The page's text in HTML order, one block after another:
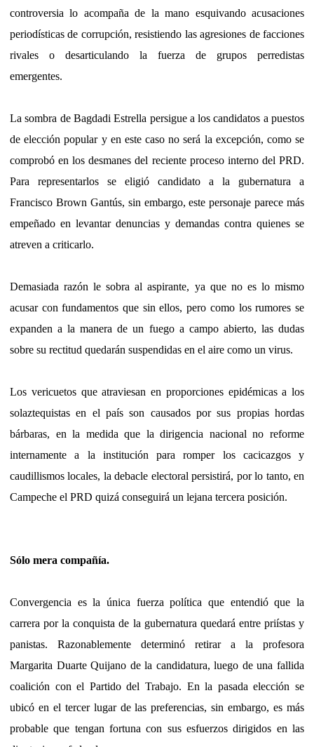
controversia lo acompaña de la mano esquivando acusaciones
periodísticas de corrupción, resistiendo las agresiones de facciones
rivales o desarticulando la fuerza de grupos perredistas
emergentes.
La sombra de Bagdadi Estrella persigue a los candidatos a puestos
de elección popular y en este caso no será la excepción, como se
comprobó en los desmanes del reciente proceso interno del PRD.
Para representarlos se eligió candidato a la gubernatura a
Francisco Brown Gantús, sin embargo, este personaje parece más
empeñado en levantar denuncias y demandas contra quienes se
atreven a criticarlo.
Demasiada razón le sobra al aspirante, ya que no es lo mismo
acusar con fundamentos que sin ellos, pero como los rumores se
expanden a la manera de un fuego a campo abierto, las dudas
sobre su rectitud quedarán suspendidas en el aire como un virus.
Los vericuetos que atraviesan en proporciones epidémicas a los
solaztequistas en el país son causados por sus propias hordas
bárbaras, en la medida que la dirigencia nacional no reforme
internamente a la institución para romper los cacicazgos y
caudillismos locales, la debacle electoral persistirá, por lo tanto, en
Campeche el PRD quizá conseguirá un lejana tercera posición.
Sólo mera compañía.
Convergencia es la única fuerza política que entendió que la
carrera por la conquista de la gubernatura quedará entre priístas y
panistas. Razonablemente determinó retirar a la profesora
Margarita Duarte Quijano de la candidatura, luego de una fallida
coalición con el Partido del Trabajo. En la pasada elección se
ubicó en el tercer lugar de las preferencias, sin embargo, es más
probable que tengan fortuna con sus esfuerzos dirigidos en las